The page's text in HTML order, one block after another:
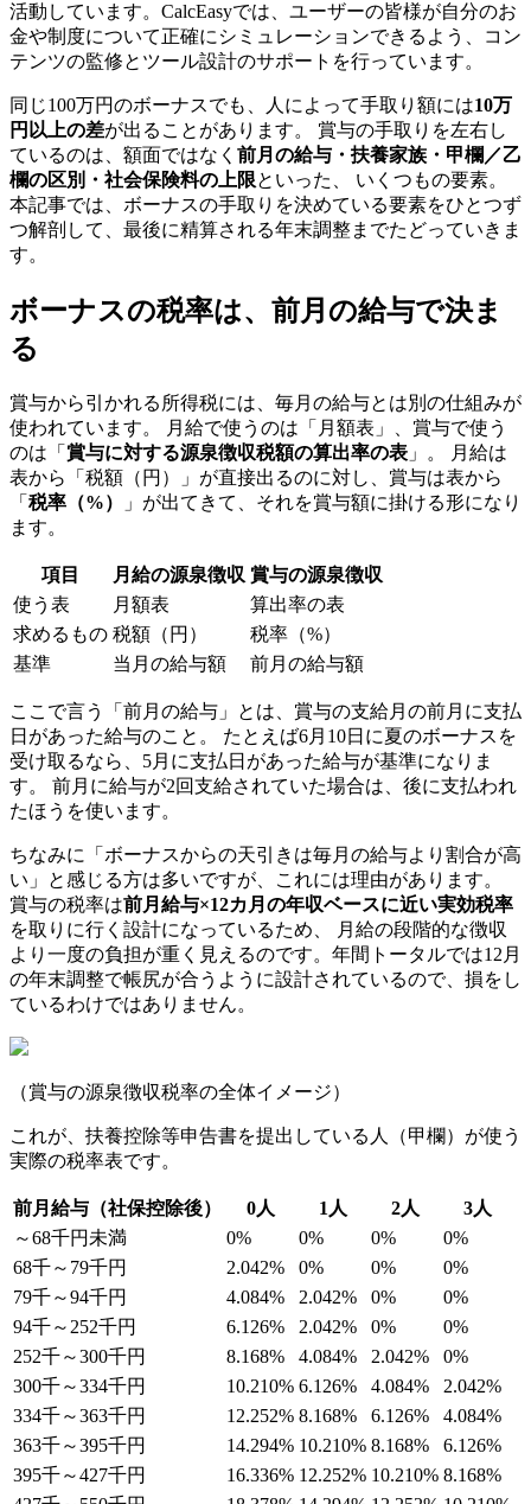
活動しています。CalcEasyでは、ユーザーの皆様が自分のお
金や制度について正確にシミュレーションできるよう、コン
テンツの監修とツール設計のサポートを行っています。
同じ100万円のボーナスでも、人によって手取り額には10万
円以上の差が出ることがあります。 賞与の手取りを左右し
ているのは、額面ではなく 前月の給与・扶養家族・甲欄／乙
欄の区別・社会保険料の上限といった、 いくつもの要素。
本記事では、ボーナスの手取りを決めている要素をひとつず
つ解剖して、最後に精算される年末調整までたどっていきま
す。
ボーナスの税率は、前月の給与で決ま
る
賞与から引かれる所得税には、毎月の給与とは別の仕組みが
使われています。 月給で使うのは「月額表」、賞与で使う
のは「 賞与に対する源泉徴収税額の算出率の表 」。 月給は
表から「税額（円）」が直接出るのに対し、賞与は表から
「 税率（%）
」が出てきて、それを賞与額に掛ける形になり
ます。
項目 月給の源泉徴収 賞与の源泉徴収
使う表
月額表
算出率の表
求めるもの 税額（円）
税率（%）
基準
当月の給与額 前月の給与額
ここで言う「前月の給与」とは、賞与の支給月の前月に支払
日があった給与のこと。 たとえば6月10日に夏のボーナスを
受け取るなら、5月に支払日があった給与が基準になりま
す。 前月に給与が2回支給されていた場合は、後に支払われ
たほうを使います。
ちなみに「ボーナスからの天引きは毎月の給与より割合が高
い」と感じる方は多いですが、これには理由があります。
賞与の税率は前月給与×12カ月の年収ベースに近い実効税率
を取りに行く設計になっているため、 月給の段階的な徴収
より一度の負担が重く見えるのです。年間トータルでは12月
の年末調整で帳尻が合うように設計されているので、損をし
ているわけではありません。
（賞与の源泉徴収税率の全体イメージ）
これが、扶養控除等申告書を提出している人（甲欄）が使う
実際の税率表です。
前月給与（社保控除後） 0人 1人 2人
3人
～68千円未満
0% 0% 0%
0%
68千～79千円
2.042% 0% 0%
0%
79千～94千円
4.084% 2.042% 0%
0%
94千～252千円
6.126% 2.042% 0%
0%
252千～300千円
8.168% 4.084% 2.042%
0%
300千～334千円
10.210% 6.126% 4.084%
2.042%
334千～363千円
12.252% 8.168% 6.126%
4.084%
363千～395千円
14.294% 10.210% 8.168%
6.126%
395千～427千円
16.336% 12.252% 10.210% 8.168%